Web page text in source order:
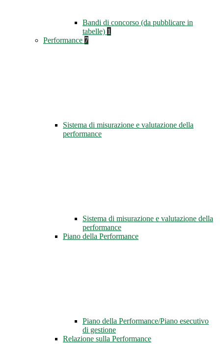
Bandi di concorso (da pubblicare in
tabelle) 1
Performance 7
Sistema di misurazione e valutazione della
performance
Sistema di misurazione e valutazione della
performance
Piano della Performance
Piano della Performance/Piano esecutivo
di gestione
Relazione sulla Performance